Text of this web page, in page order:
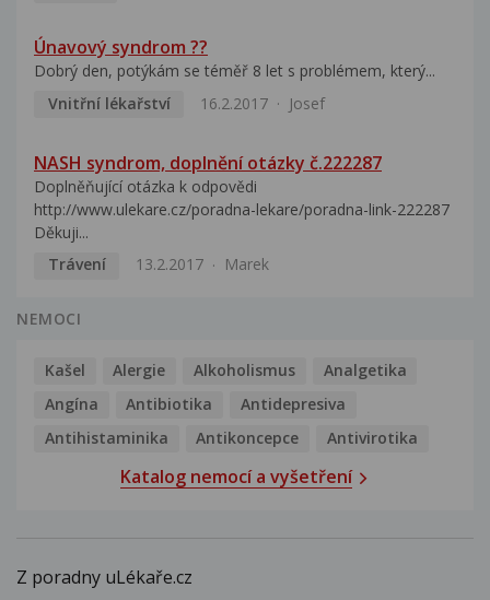
Únavový syndrom ??
Dobrý den, potýkám se téměř 8 let s problémem, který...
Vnitřní lékařství
16.2.2017 Josef
NASH syndrom, doplnění otázky č.222287
Doplněňující otázka k odpovědi
http://www.ulekare.cz/poradna-lekare/poradna-link-222287
Děkuji...
Trávení
13.2.2017 Marek
NEMOCI
Kašel Alergie Alkoholismus
Analgetika
Angína
Antibiotika
Antidepresiva
Antihistaminika
Antikoncepce Antivirotika
Katalog nemocí a vyšetření
Z poradny uLékaře.cz